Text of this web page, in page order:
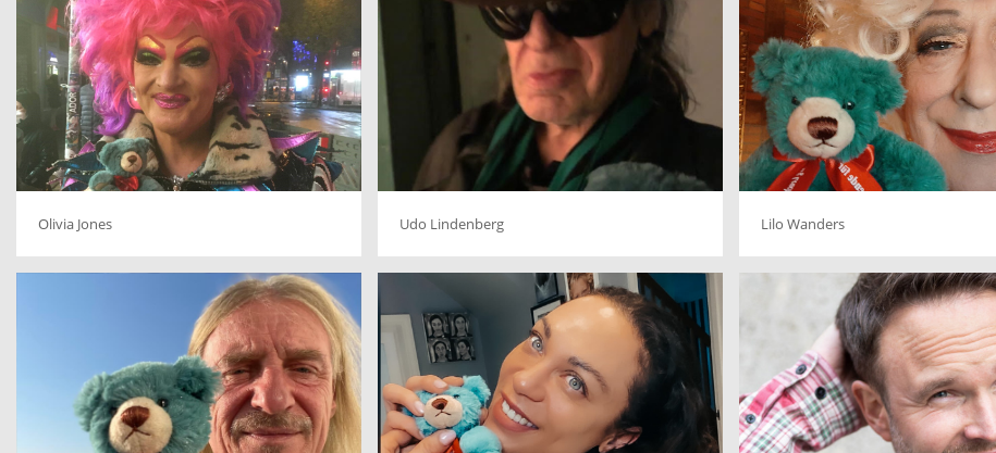
Olivia Jones Udo Lindenberg Lilo Wanders